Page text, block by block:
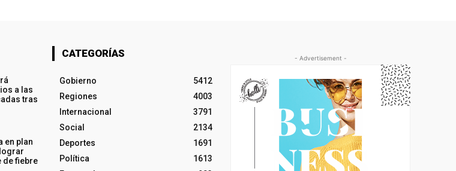
a las
tras
en plan
de fiebre
CATEGORÍAS
Gobierno
5412
Regiones
4003
Internacional
3791
Social
2134
Deportes
1691
Política
1613
- Advertisement -